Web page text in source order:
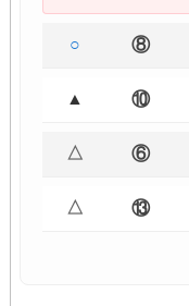
○ ⑧
▲ ⑩
△ ⑥
△ ⑬